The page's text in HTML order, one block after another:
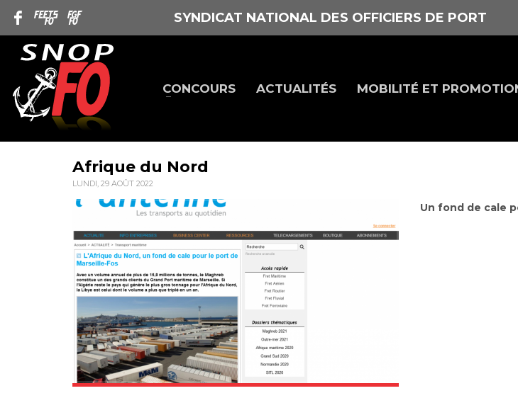
SYNDICAT NATIONAL DES OFFICIERS DE PORT
CONCOURS ACTUALITÉS MOBILITÉ ET
Afrique du Nord
LUNDI, 29 AOÛT 2022
Un fond de cale